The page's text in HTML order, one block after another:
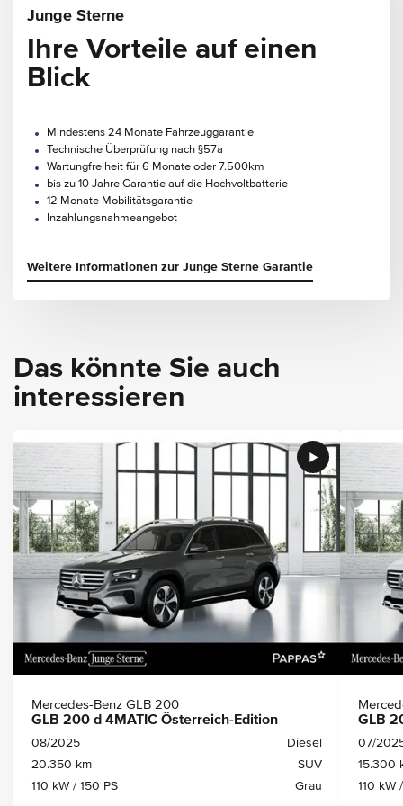
Junge Sterne
Ihre Vorteile auf einen
Blick
Mindestens 24 Monate Fahrzeuggarantie
Technische Überprüfung nach §57a
Wartungfreiheit für 6 Monate oder 7.500km
bis zu 10 Jahre Garantie auf die Hochvoltbatterie
12 Monate Mobilitätsgarantie
Inzahlungsnahmeangebot
Weitere Informationen zur Junge Sterne Garantie
Das könnte Sie auch
interessieren
Mercedes-Benz GLB 200
GLB 200 d 4MATIC Österreich-Edition
08/2025
Diesel
20.350 km
SUV
110 kW / 150 PS
Grau
GLB
07/
15.300
110 kW